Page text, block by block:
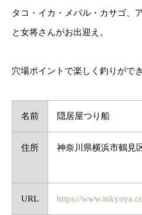
タコ・イカ・メバル・カサゴ、
と女将さんがお出迎え。
穴場ポイントで楽しく釣りがで
名前 隠居屋つり船
住所 神奈川県横浜市鶴見
URL https://